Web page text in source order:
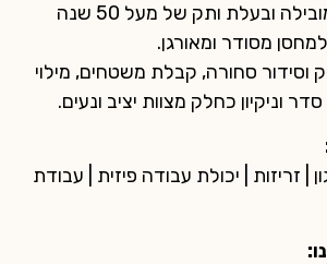
לחברת ממתקים מובילה ובעלת ותק של מעל 50 שנה
מסודר ומאורגן.
וסידור סחורה, קבלת משטחים, מילוי
וניקיון כחלק מצוות יציב ונעים.
| זריזות | יכולת עבודה פיזית | עבודת